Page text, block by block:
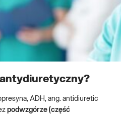
ADH, ang. antidiuretic
podwzgórze (część